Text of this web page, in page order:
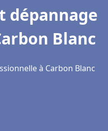
dépannage
Blanc
à Carbon Blanc